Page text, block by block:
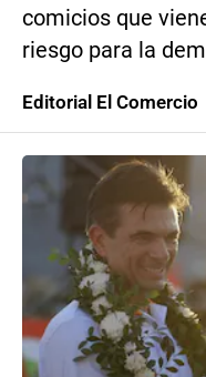
comicios que
riesgo para la
Editorial El Comercio